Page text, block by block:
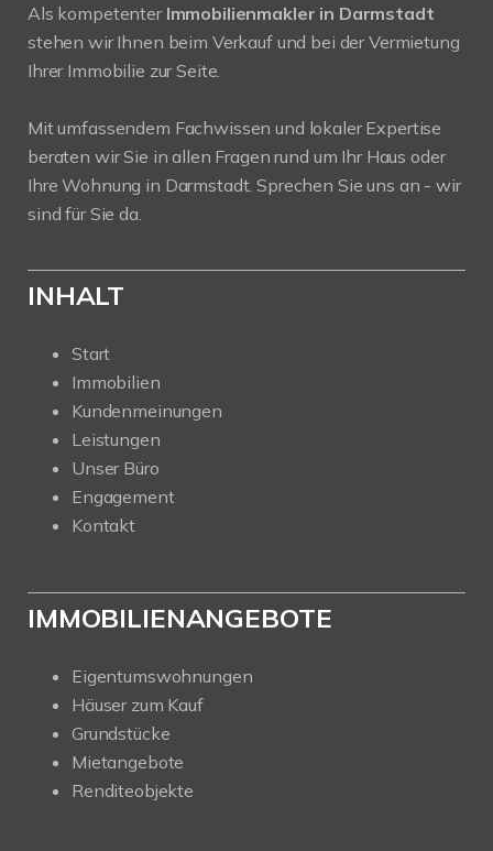
Als kompetenter Immobilienmakler in Darmstadt
stehen wir Ihnen beim Verkauf und bei der Vermietung
Ihrer Immobilie zur Seite.
Mit umfassendem Fachwissen und lokaler Expertise
beraten wir Sie in allen Fragen rund um Ihr Haus oder
Ihre Wohnung in Darmstadt. Sprechen Sie uns an - wir
sind für Sie da.
INHALT
Start
Immobilien
Kundenmeinungen
Leistungen
Unser Büro
Engagement
Kontakt
IMMOBILIENANGEBOTE
Eigentumswohnungen
Häuser zum Kauf
Grundstücke
Mietangebote
Renditeobjekte